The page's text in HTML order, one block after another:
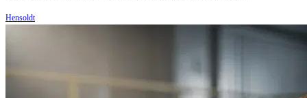
Hensoldt